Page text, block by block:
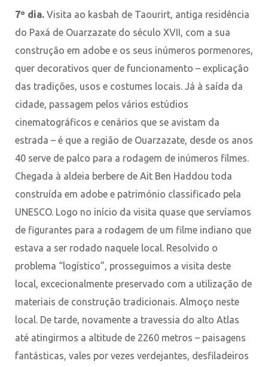
7º dia. Visita ao kasbah de Taourirt, antiga residência
do Paxá de Ouarzazate do século XVII, com a sua
construção em adobe e os seus inúmeros pormenores,
quer decorativos quer de funcionamento – explicação
das tradições, usos e costumes locais. Já à saída da
cidade, passagem pelos vários estúdios
cinematográficos e cenários que se avistam da
estrada – é que a região de Ouarzazate, desde os anos
40 serve de palco para a rodagem de inúmeros filmes.
Chegada à aldeia berbere de Ait Ben Haddou toda
construída em adobe e património classificado pela
UNESCO. Logo no início da visita quase que servíamos
de figurantes para a rodagem de um filme indiano que
estava a ser rodado naquele local. Resolvido o
problema “logístico”, prosseguimos a visita deste
local, excecionalmente preservado com a utilização de
materiais de construção tradicionais. Almoço neste
local. De tarde, novamente a travessia do alto Atlas
até atingirmos a altitude de 2260 metros – paisagens
fantásticas, vales por vezes verdejantes, desfiladeiros